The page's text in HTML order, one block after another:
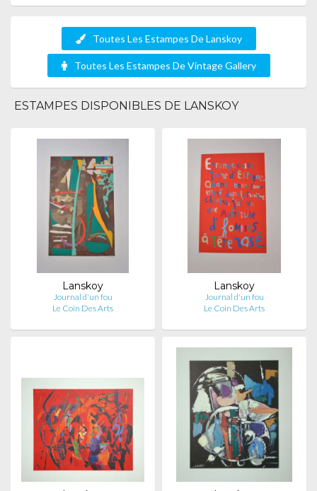
Toutes Les Estampes De Lanskoy
Toutes Les Estampes De Vintage Gallery
ESTAMPES DISPONIBLES DE LANSKOY
Lanskoy
Journal d'un fou
Le Coin Des Arts
Lanskoy
Journal d'un fou
Le Coin Des Arts